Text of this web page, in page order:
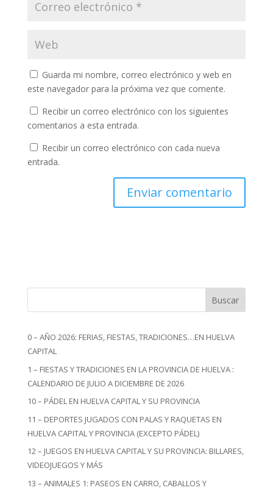
Guarda mi nombre, correo electrónico y web en
este navegador para la próxima vez que comente.
Recibir un correo electrónico con los siguientes
comentarios a esta entrada.
Recibir un correo electrónico con cada nueva
entrada.
Buscar
0 – AÑO 2026: FERIAS, FIESTAS, TRADICIONES…EN HUELVA
CAPITAL
1 – FIESTAS Y TRADICIONES EN LA PROVINCIA DE HUELVA :
CALENDARIO DE JULIO A DICIEMBRE DE 2026
10 – PÁDEL EN HUELVA CAPITAL Y SU PROVINCIA
11 – DEPORTES JUGADOS CON PALAS Y RAQUETAS EN
HUELVA CAPITAL Y PROVINCIA (EXCEPTO PÁDEL)
12 – JUEGOS EN HUELVA CAPITAL Y SU PROVINCIA: BILLARES,
VIDEOJUEGOS Y MÁS
13 – ANIMALES 1: PASEOS EN CARRO, CABALLOS Y